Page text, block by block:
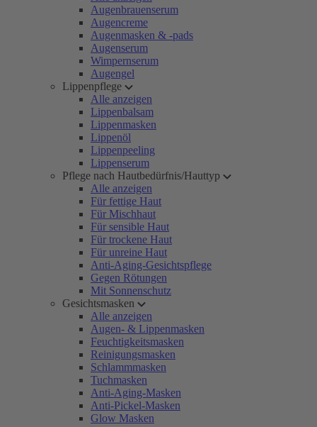
Augenbrauenserum
Augencreme
Augenmasken & -pads
Augenserum
Wimpernserum
Augengel
Lippenpflege
Alle anzeigen
Lippenbalsam
Lippenmasken
Lippenöl
Lippenpeeling
Lippenserum
Pflege nach Hautbedürfnis/Hauttyp
Alle anzeigen
Für fettige Haut
Für Mischhaut
Für sensible Haut
Für trockene Haut
Für unreine Haut
Anti-Aging-Gesichtspflege
Gegen Rötungen
Mit Sonnenschutz
Gesichtsmasken
Alle anzeigen
Augen- & Lippenmasken
Feuchtigkeitsmasken
Reinigungsmasken
Schlammmasken
Tuchmasken
Anti-Aging-Masken
Anti-Pickel-Masken
Glow Masken